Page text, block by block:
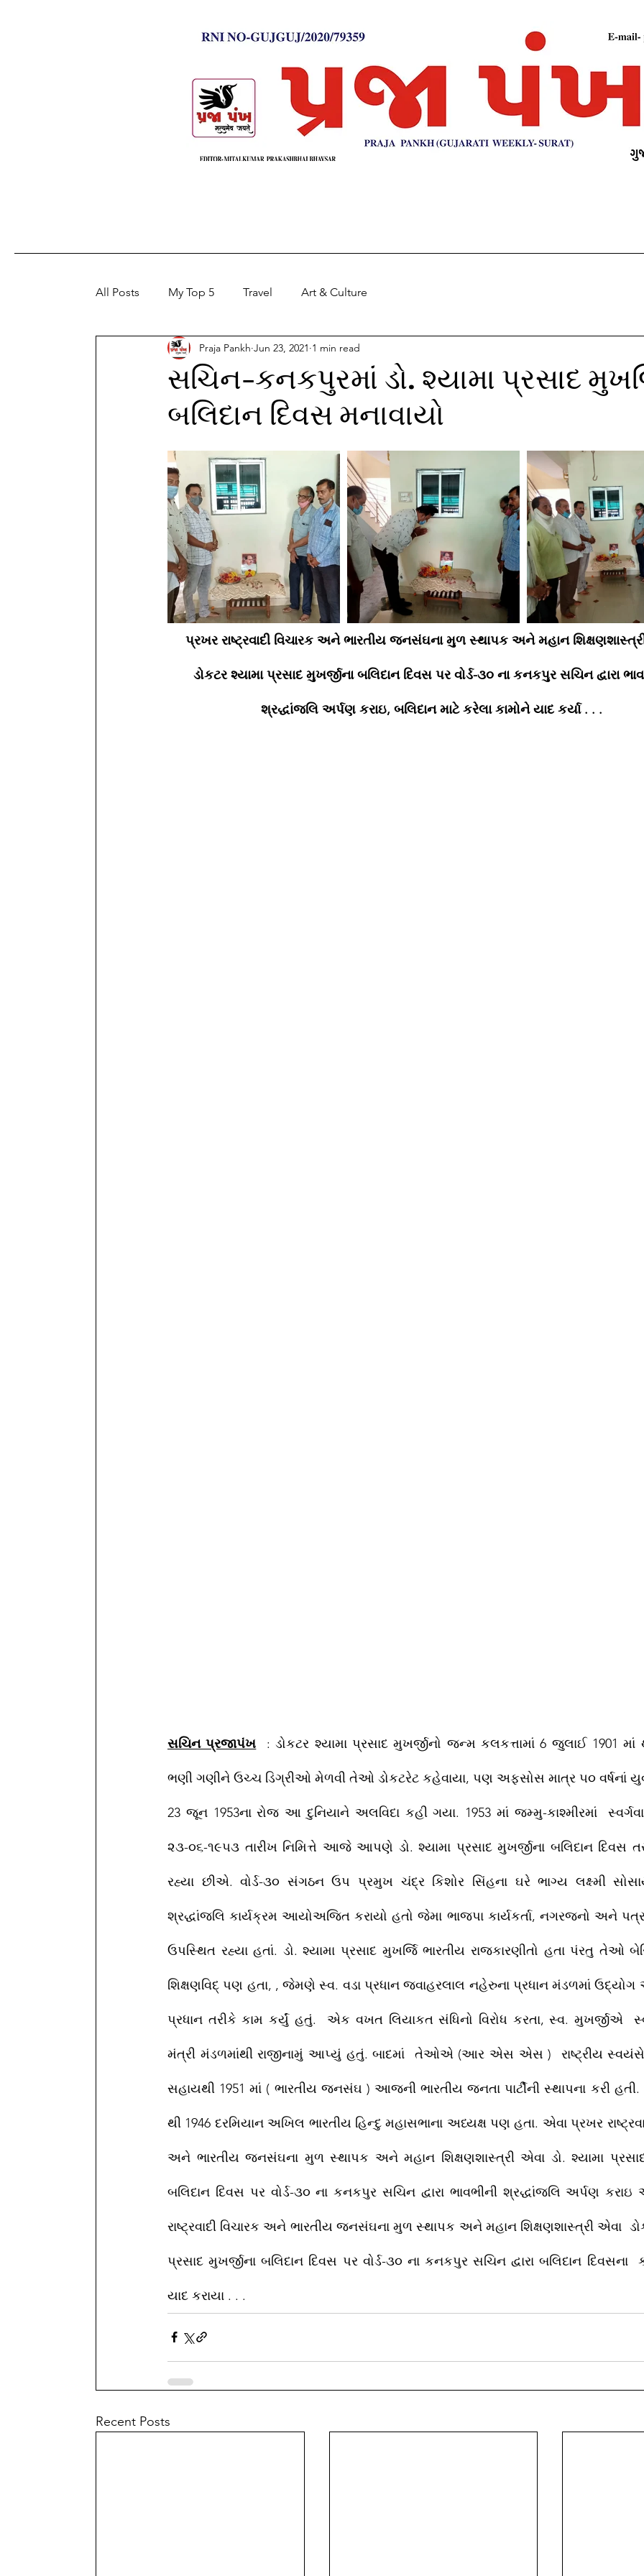
All Posts My Top 5 Travel Art & Culture
સચિન-કનકપુરમાં ડો. શ્યામા પ્રસાદ
બલિદાન દિવસ મનાવાયો
Praja Pankh Jun 23, 2021 1 min read
પ્રખર રાષ્ટ્રવાદી વિચારક અને ભારતીય જનસંઘના મુળ સ્થાપક અને મહાન
ડોકટર શ્યામા પ્રસાદ મુખર્જીના બલિદાન દિવસ પર વોર્ડ-૩૦ ના કનકપુર સચિન દ્વારા
શ્રદ્ધાંજલિ અર્પણ કરાઇ, બલિદાન માટે કરેલા કામોને યાદ કર્યા . . .
સચિન પ્રજાપંખ
: ડોકટર શ્યામા પ્રસાદ મુખર્જીનો જન્મ કલકત્તામાં 6 જુલાઈ 1901 માં
ભણી ગણીને ઉચ્ચ ડિગ્રીઓ મેળવી તેઓ ડોકટરેટ કહેવાયા, પણ અફસોસ માત્ર ૫૦ વર્ષનાં
23 જૂન 1953ના રોજ આ દુનિયાને અલવિદા કહી ગયા. 1953 માં જમ્મુ-કાશ્મીરમાં
૨૩-૦૬-૧૯૫૩ તારીખ નિમિત્તે આજે આપણે ડો. શ્યામા પ્રસાદ મુખર્જીના બલિદાન દિવસ
રહ્યા છીએ. વોર્ડ-૩૦ સંગઠન ઉપ પ્રમુખ ચંદ્ર કિશોર સિંહના ઘરે ભાગ્ય લક્ષ્મી
શ્રદ્ધાંજલિ કાર્યક્રમ આયોઅજિત કરાયો હતો જેમા ભાજપા કાર્યકર્તા, નગરજનો અને
ઉપસ્થિત રહ્યા હતાં. ડો. શ્યામા પ્રસાદ મુખર્જિ ભારતીય રાજકારણીતો હતા પંરતુ તેઓ
શિક્ષણવિદ્ પણ હતા, , જેમણે સ્વ. વડા પ્રધાન જવાહરલાલ નહેરુના પ્રધાન મંડળમાં ઉદ્યોગ
પ્રધાન તરીકે કામ કર્યું હતું.  એક વખત લિયાકત સંધિનો વિરોધ કરતા, સ્વ. મુખર્જીએ
મંત્રી મંડળમાંથી રાજીનામું આપ્યું હતું. બાદમાં  તેઓએ (આર એસ એસ )  રાષ્ટ્રીય
સહાયથી 1951 માં ( ભારતીય જનસંઘ ) આજની ભારતીય જનતા પાર્ટીની સ્થાપના કરી
થી 1946 દરમિયાન અખિલ ભારતીય હિન્દુ મહાસભાના અધ્યક્ષ પણ હતા. એવા પ્રખર
અને ભારતીય જનસંઘના મુળ સ્થાપક અને મહાન શિક્ષણશાસ્ત્રી એવા ડો. શ્યામા પ્રસાદ
બલિદાન દિવસ પર વોર્ડ-૩૦ ના કનકપુર સચિન દ્વારા ભાવભીની શ્રદ્ધાંજલિ અર્પણ
રાષ્ટ્રવાદી વિચારક અને ભારતીય જનસંઘના મુળ સ્થાપક અને મહાન શિક્ષણશાસ્ત્રી એવા
પ્રસાદ મુખર્જીના બલિદાન દિવસ પર વોર્ડ-૩૦ ના કનકપુર સચિન દ્વારા બલિદાન દિવસના
યાદ કરાયા . . .
Recent Posts